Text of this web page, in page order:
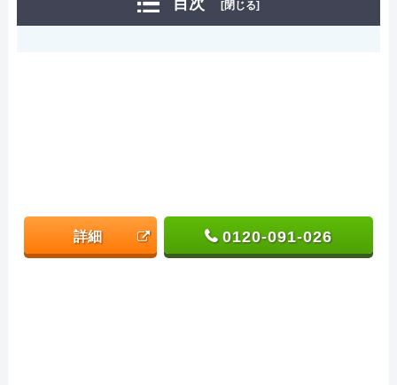
[閉じる]
詳細 0120-091-026